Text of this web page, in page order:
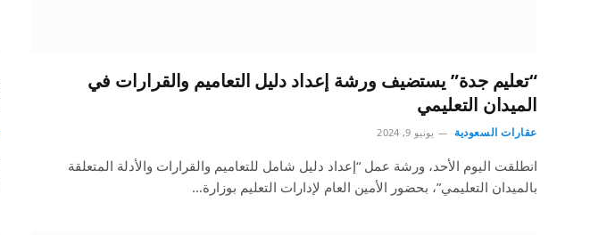
“تعليم جدة” يستضيف ورشة إعداد دليل التعاميم والقرارات في
الميدان التعليمي
عقارات السعودية يونيو 9, 2024
انطلقت اليوم الأحد، ورشة عمل “إعداد دليل شامل للتعاميم والقرارات والأدلة المتعلقة
بالميدان التعليمي”، بحضور الأمين العام لإدارات التعليم بوزارة…